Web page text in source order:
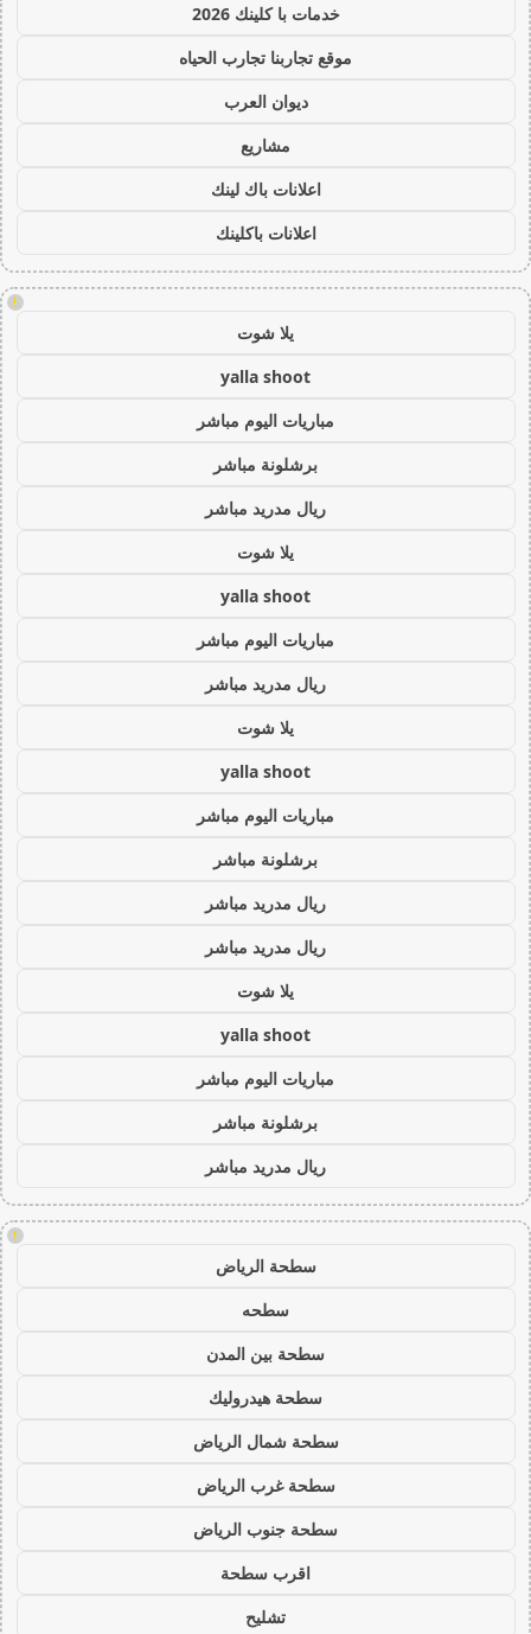
خدمات با كلينك 2026
موقع تجاربنا تجارب الحياه
ديوان العرب
مشاريع
اعلانات باك لينك
اعلانات باكلينك
!
يلا شوت
yalla shoot
مباريات اليوم مباشر
برشلونة مباشر
ريال مدريد مباشر
يلا شوت
yalla shoot
مباريات اليوم مباشر
ريال مدريد مباشر
يلا شوت
yalla shoot
مباريات اليوم مباشر
برشلونة مباشر
ريال مدريد مباشر
ريال مدريد مباشر
يلا شوت
yalla shoot
مباريات اليوم مباشر
برشلونة مباشر
ريال مدريد مباشر
!
سطحة الرياض
سطحه
سطحة بين المدن
سطحة هيدروليك
سطحة شمال الرياض
سطحة غرب الرياض
سطحة جنوب الرياض
اقرب سطحة
تشليح